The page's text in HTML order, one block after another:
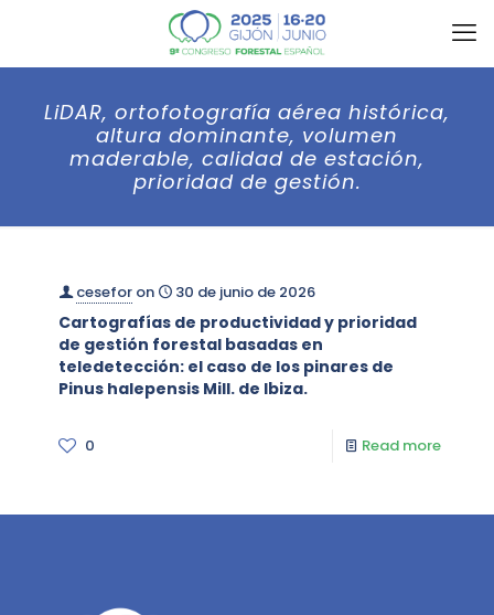
LiDAR, ortofotografía aérea histórica,
altura dominante, volumen
maderable, calidad de estación,
prioridad de gestión.
cesefor on 30 de junio de 2026
Cartografías de productividad y prioridad
de gestión forestal basadas en
teledetección: el caso de los pinares de
Pinus halepensis Mill. de Ibiza.
0 Read more